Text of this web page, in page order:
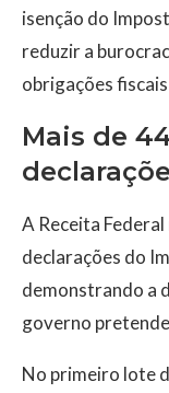
isenção do
reduzir a
obrigações
Mais de
A Receita
declarações do
demonstrando a
governo
No primeiro lote